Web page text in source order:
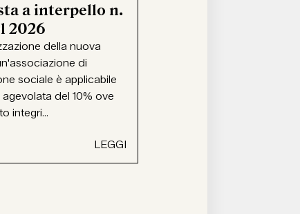
a interpello n.
2026
della nuova
di
sociale è applicabile
del 10% ove
integri...
LEGGI